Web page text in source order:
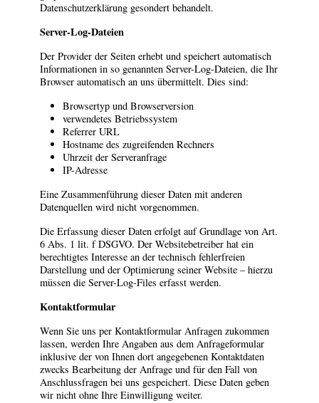
Datenschutzerklärung gesondert behandelt.
Server-Log-Dateien
Der Provider der Seiten erhebt und speichert automatisch
Informationen in so genannten Server-Log-Dateien, die Ihr
Browser automatisch an uns übermittelt. Dies sind:
Browsertyp und Browserversion
verwendetes Betriebssystem
Referrer URL
Hostname des zugreifenden Rechners
Uhrzeit der Serveranfrage
IP-Adresse
Eine Zusammenführung dieser Daten mit anderen
Datenquellen wird nicht vorgenommen.
Die Erfassung dieser Daten erfolgt auf Grundlage von Art.
6 Abs. 1 lit. f DSGVO. Der Websitebetreiber hat ein
berechtigtes Interesse an der technisch fehlerfreien
Darstellung und der Optimierung seiner Website – hierzu
müssen die Server-Log-Files erfasst werden.
Kontaktformular
Wenn Sie uns per Kontaktformular Anfragen zukommen
lassen, werden Ihre Angaben aus dem Anfrageformular
inklusive der von Ihnen dort angegebenen Kontaktdaten
zwecks Bearbeitung der Anfrage und für den Fall von
Anschlussfragen bei uns gespeichert. Diese Daten geben
wir nicht ohne Ihre Einwilligung weiter.